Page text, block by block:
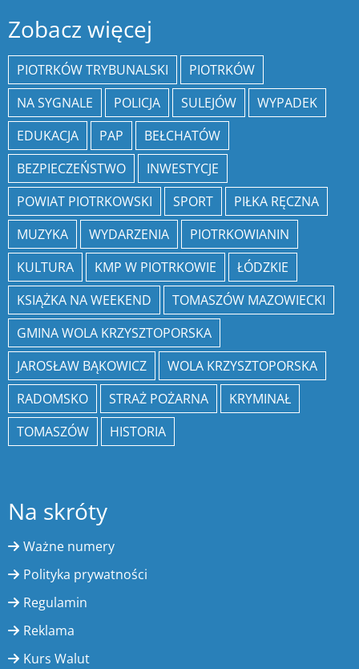
Zobacz więcej
PIOTRKÓW TRYBUNALSKI
PIOTRKÓW
NA SYGNALE
POLICJA SULEJÓW
WYPADEK
EDUKACJA
PAP
BEŁCHATÓW
BEZPIECZEŃSTWO
INWESTYCJE
POWIAT PIOTRKOWSKI
SPORT
PIŁKA RĘCZNA
MUZYKA
WYDARZENIA
PIOTRKOWIANIN
KULTURA
KMP W PIOTRKOWIE
ŁÓDZKIE
KSIĄŻKA NA WEEKEND
TOMASZÓW MAZOWIECKI
GMINA WOLA KRZYSZTOPORSKA
JAROSŁAW BĄKOWICZ
WOLA KRZYSZTOPORSKA
RADOMSKO
STRAŻ POŻARNA
KRYMINAŁ
TOMASZÓW
HISTORIA
Na skróty
Ważne numery
Polityka prywatności
Regulamin
Reklama
Kurs Walut